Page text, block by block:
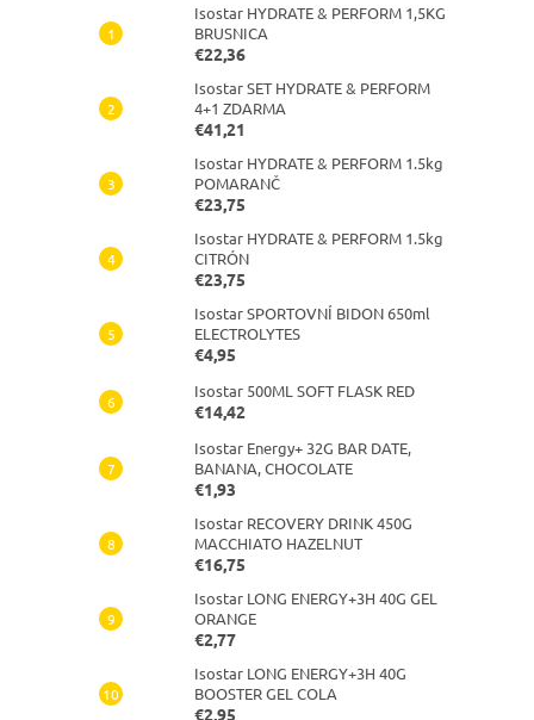
Isostar HYDRATE & PERFORM 1,5KG
BRUSNICA
€22,36
Isostar SET HYDRATE & PERFORM
4+1 ZDARMA
€41,21
Isostar HYDRATE & PERFORM 1.5kg
POMARANČ
€23,75
Isostar HYDRATE & PERFORM 1.5kg
CITRÓN
€23,75
Isostar SPORTOVNÍ BIDON 650ml
ELECTROLYTES
€4,95
Isostar 500ML SOFT FLASK RED
€14,42
Isostar Energy+ 32G BAR DATE,
BANANA, CHOCOLATE
€1,93
Isostar RECOVERY DRINK 450G
MACCHIATO HAZELNUT
€16,75
Isostar LONG ENERGY+3H 40G GEL
ORANGE
€2,77
Isostar LONG ENERGY+3H 40G
BOOSTER GEL COLA
€2,95